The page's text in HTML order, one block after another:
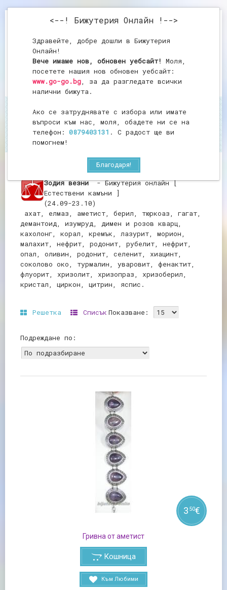
<--! Бижутерия Онлайн !-->
Здравейте, добре дошли в Бижутерия
Онлайн!
Вече имаме нов, обновен уебсайт! Моля,
посетете нашия нов обновен уебсайт:
www.go-go.bg, за да разгледате всички
налични бижута.
Ако се затруднявате с избора или имате
въпроси към нас, моля, обадете ни се на
телефон: 0879403131 . С радост ще ви
помогнем!
Благодаря!
Начало Везни Гривни
Гривни
Зодия везни- Бижутерия онлайн [
Естествени камъни ]
(24.09-23.10)
ахат, елмаз, аметист, берил, тюркоаз, гагат,
демантоид, изумруд, димен и розов кварц,
кахолонг, корал, кремък, лазурит, морион,
малахит, нефрит, родонит, рубелит, нефрит,
опал, оливин, родонит, селенит, хиацинт,
соколово око, турмалин, уваровит, фенактит,
флуорит, хризолит, хризопраз, хризоберил,
кристал, циркон, цитрин, яспис.
Решетка Списък Показване:
Подреждане по:
Гривна от аметист
3 50€
Кошница
Към Любими